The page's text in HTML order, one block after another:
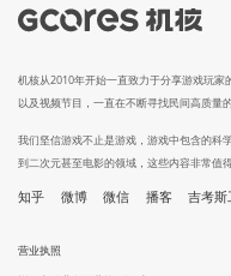
机核从2010年开始一直致力于分享游戏玩
以及视频节目，一直在不断寻找民间高质量
我们坚信游戏不止是游戏，游戏中包含的科
到二次元甚至电影的领域，这些内容非常值
知乎 微博 微信 播客 吉考斯
营业执照